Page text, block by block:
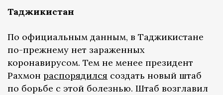
Таджикистан
По официальным данным, в Таджикистане
по-прежнему нет зараженных
коронавирусом. Тем не менее президент
Рахмон распорядился создать новый штаб
по борьбе с этой болезнью. Штаб возглавил